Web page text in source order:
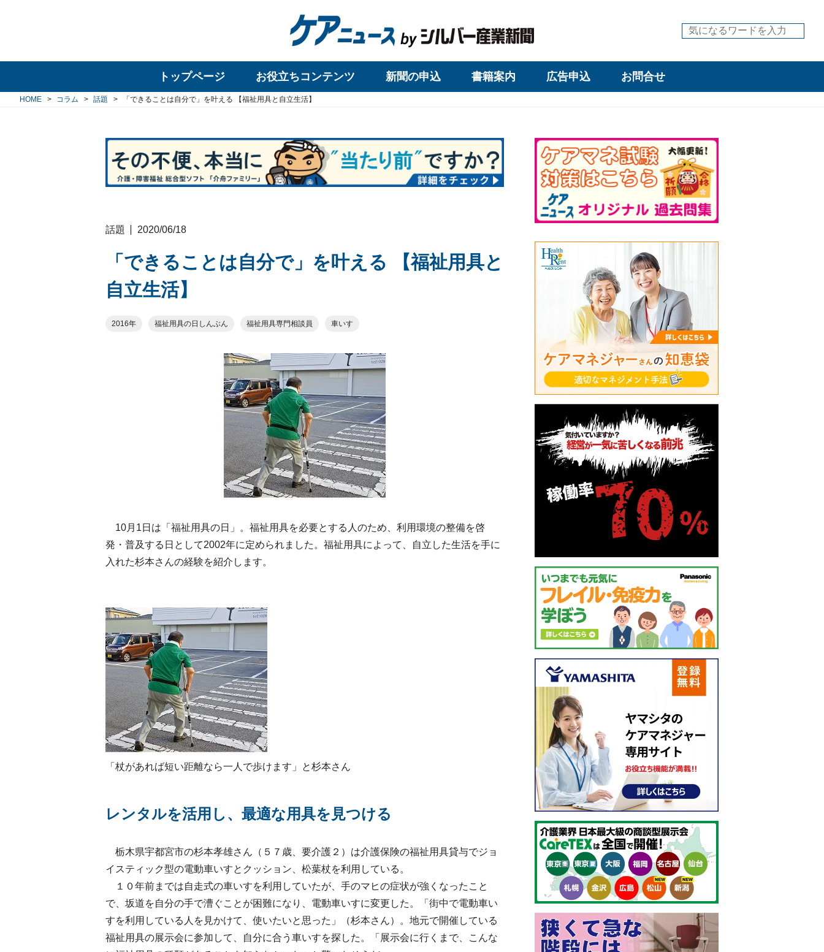
トップページ お役立ちコンテンツ 新聞の申込 書籍案内 広告申込 お問合せ
HOME コラム 話題 「できることは自分で」を叶える 【福祉用具と自立生活】
話題 2020/06/18
「できることは自分で」を叶える 【福祉用具と
自立生活】
2016年 福祉用具の日しんぶん 福祉用具専門相談員 車いす
10月1日は「福祉用具の日」。福祉用具を必要とする人のため、利用環境の整備を啓
発・普及する日として2002年に定められました。福祉用具によって、自立した生活を手に
入れた杉本さんの経験を紹介します。
「杖があれば短い距離なら一人で歩けます」と杉本さん
レンタルを活用し、最適な用具を見つける
栃木県宇都宮市の杉本孝雄さん（５７歳、要介護２）は介護保険の福祉用具貸与でジョ
イスティック型の電動車いすとクッション、松葉杖を利用している。
１０年前までは自走式の車いすを利用していたが、手のマヒの症状が強くなったこと
で、坂道を自分の手で漕ぐことが困難になり、電動車いすに変更した。「街中で電動車い
すを利用している人を見かけて、使いたいと思った」（杉本さん）。地元で開催している
福祉用具の展示会に参加して、自分に合う車いすを探した。「展示会に行くまで、こんな